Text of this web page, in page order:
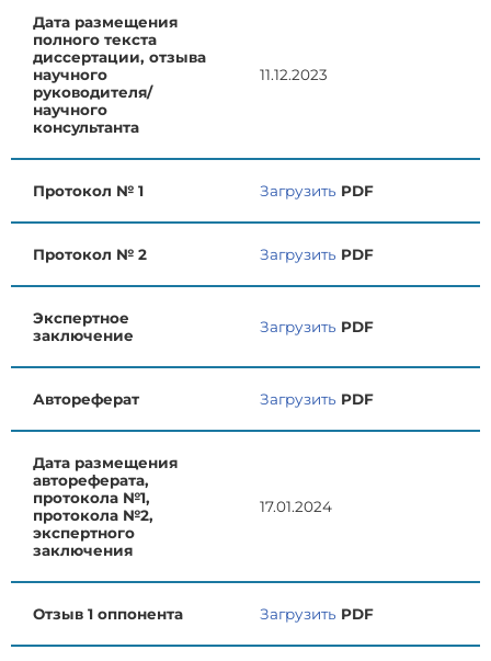
Дата размещения
полного текста
диссертации, отзыва
научного
руководителя/
научного
консультанта
11.12.2023
Протокол № 1 Загрузить PDF
Протокол № 2 Загрузить PDF
Экспертное
заключение
Загрузить PDF
Автореферат Загрузить PDF
Дата размещения
автореферата,
протокола №1,
протокола №2,
экспертного
заключения
17.01.2024
Отзыв 1 оппонента Загрузить PDF